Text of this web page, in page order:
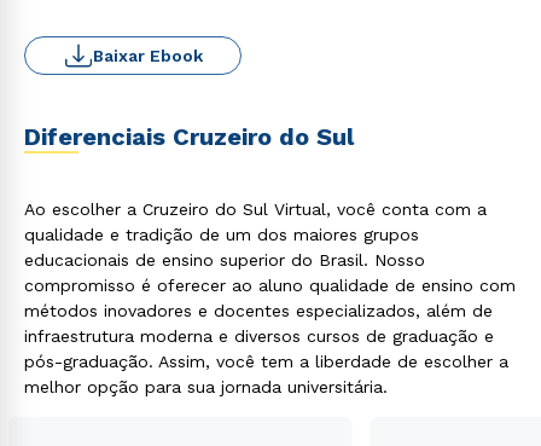
Baixar Ebook
Diferenciais Cruzeiro do Sul
Ao escolher a Cruzeiro do Sul Virtual, você conta com a
qualidade e tradição de um dos maiores grupos
educacionais de ensino superior do Brasil. Nosso
compromisso é oferecer ao aluno qualidade de ensino com
métodos inovadores e docentes especializados, além de
infraestrutura moderna e diversos cursos de graduação e
pós-graduação. Assim, você tem a liberdade de escolher a
melhor opção para sua jornada universitária.